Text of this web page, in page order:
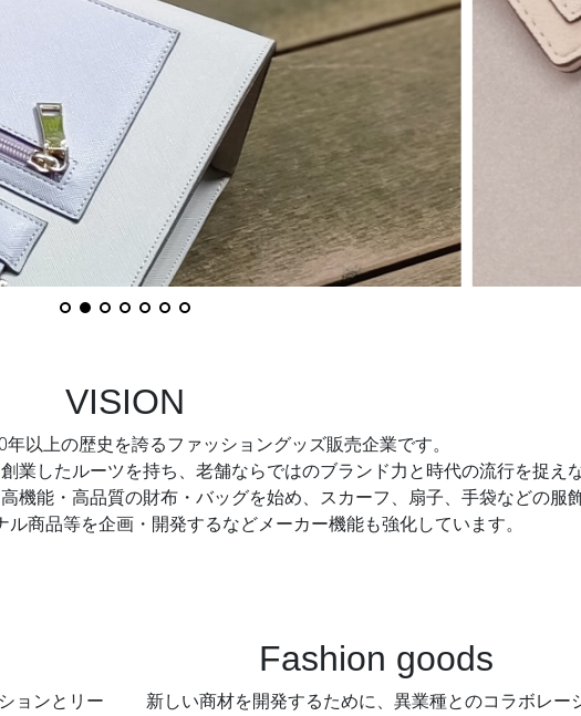
VISION
以上の歴史を誇るファッショングッズ販売企業です。
業したルーツを持ち、老舗ならではのブランド力と時代の流行を捉え
機能・高品質の財布・バッグを始め、スカーフ、扇子、手袋などの服
商品等を企画・開発するなどメーカー機能も強化しています。
ョンとリー
Fashion goods
新しい商材を開発するために、異業種とのコラボレー